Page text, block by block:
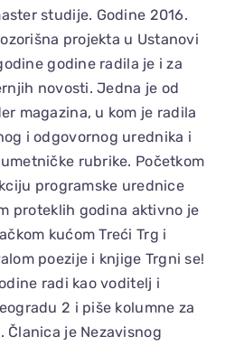
studije. Godine 2016.
projekta u Ustanovi
godine radila je i za
novosti. Jedna je od
magazina, u kom je radila
i odgovornog urednika i
rubrike. Početkom
programske urednice
proteklih godina aktivno je
kućom Treći Trg i
poezije i knjige Trgni se!
radi kao voditelj i
2 i piše kolumne za
Članica je Nezavisnog